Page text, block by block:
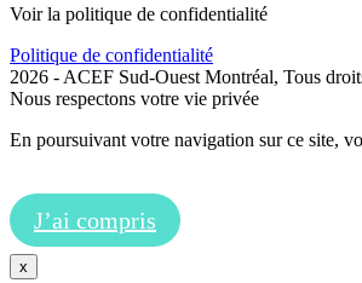
Voir la politique de confidentialité
Politique de confidentialité
2026 - ACEF Sud-Ouest Montréal, Tous
Nous respectons votre vie privée
En poursuivant votre navigation sur ce site,
J’ai compris
x